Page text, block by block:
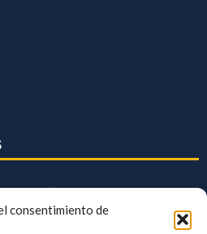
consentimiento de